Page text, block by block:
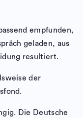
empfunden,
geladen, aus
resultiert.
der
Die Deutsche